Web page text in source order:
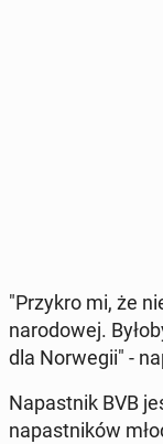
"Przykro mi, że
na­ro­do­wej.
dla Nor­we­gii" -
Na­past­nik BVB
na­past­ni­ków